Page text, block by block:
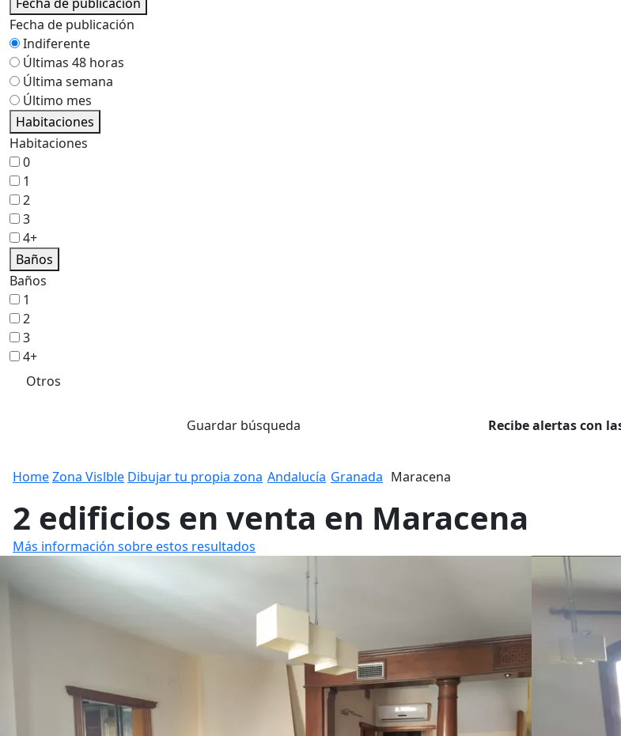
Fecha de publicación
Indiferente
Últimas 48 horas
Última semana
Último mes
Habitaciones
Habitaciones
0
1
2
3
4+
Baños
Baños
1
2
3
4+
Otros
Guardar búsqueda Recibe alertas con
HomeZona Vislble Dibujar tu propia zona Andalucía Granada Maracena
2 edificios en venta en Maracena
Más información sobre estos resultados